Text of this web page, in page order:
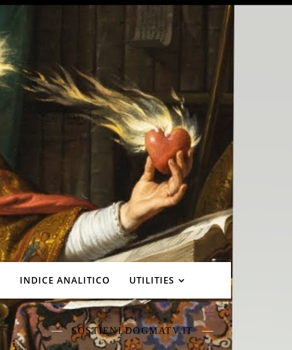
INDICE ANALITICO UTILITIES
SOSTIENI DOGMATV.IT